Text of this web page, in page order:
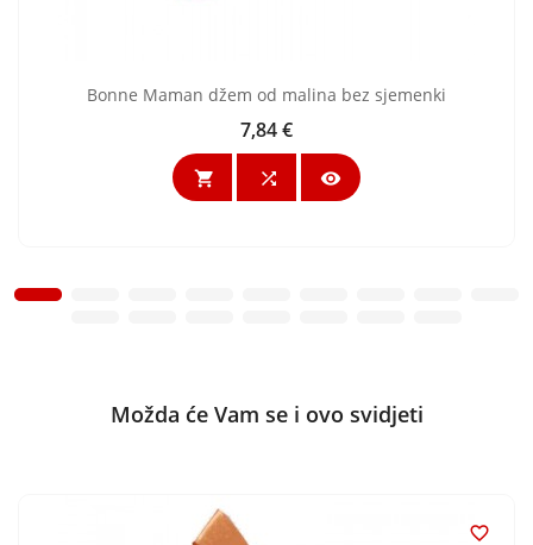
Bonne Maman džem od malina bez sjemenki
Cijena
7,84 €
  
Možda će Vam se i ovo svidjeti
